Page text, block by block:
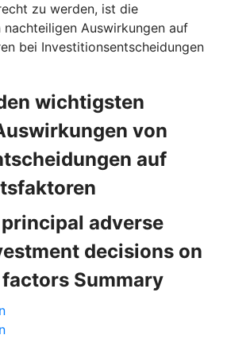
zu werden, ist die
Auswirkungen auf
bei Investitionsentscheidungen
wichtigsten
von
auf
adverse
decisions on
Summary